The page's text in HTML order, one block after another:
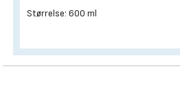
Størrelse: 600 ml